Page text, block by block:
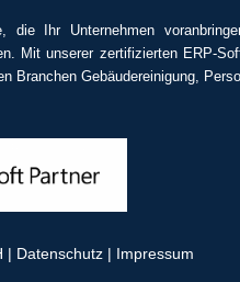
Ihr Unternehmen
Mit unserer zertifizierten ERP-
Branchen Gebäudereinigung,
| Datenschutz| Impressum